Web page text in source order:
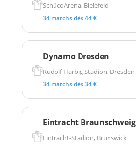
SchücoArena, Bielefeld
34 matchs dès 44 €
Dynamo Dresden
Rudolf Harbig Stadion, Dresden
34 matchs dès 34 €
Eintracht Braunschweig
Eintracht-Stadion, Brunswick